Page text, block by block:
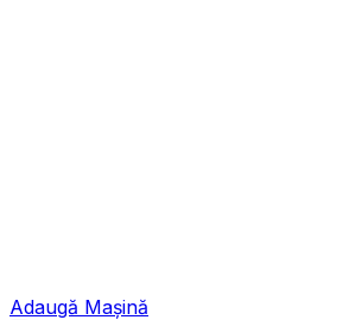
Adaugă Mașină